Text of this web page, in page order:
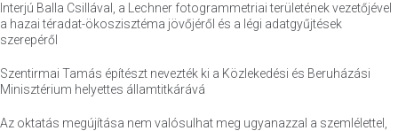
Interjú Balla Csillával, a Lechner fotogrammetriai területének vezetőjével
a hazai téradat-ökoszisztéma jövőjéről és a légi adatgyűjtések
szerepéről
Szentirmai Tamás építészt nevezték ki a Közlekedési és Beruházási
Minisztérium helyettes államtitkárává
Az oktatás megújítása nem valósulhat meg ugyanazzal a szemlélettel,